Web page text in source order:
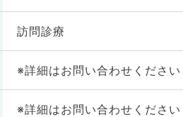
訪問診療
※詳細はお問い合わせください
※詳細はお問い合わせください